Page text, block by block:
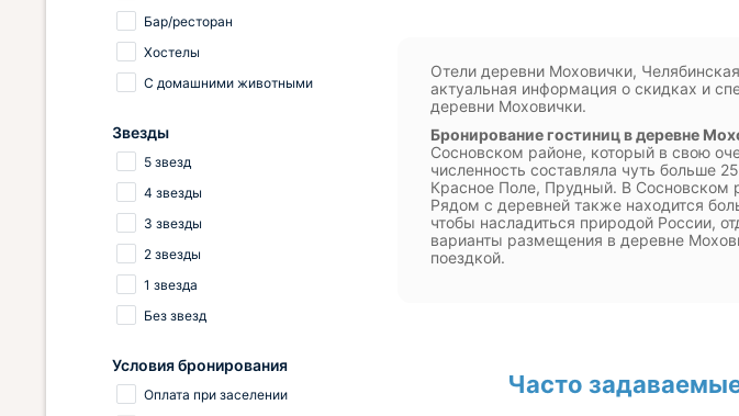
Отели деревни Моховички,
актуальная информация о скидках и
деревни Моховички.
Бронирование гостиниц в деревне
Сосновском районе, который в свою
численность составляла чуть больше
Красное Поле, Прудный. В Сосновском
Рядом с деревней также находится
чтобы насладиться природой России,
варианты размещения в деревне
поездкой.
Часто
Бар/ресторан
Хостелы
С домашними животными
Звезды
5 звезд
4 звезды
3 звезды
2 звезды
1 звезда
Без звезд
Условия бронирования
Оплата при заселении